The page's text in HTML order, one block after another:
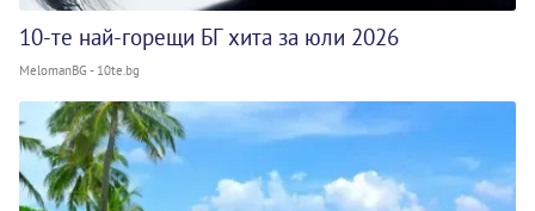
10-те най-горещи БГ хита за юли 2026
MelomanBG - 10te.bg